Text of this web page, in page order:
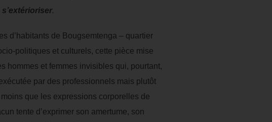
.
d’habitants de Bougsemtenga – quartier
politiques et culturels, cette pièce mise
hommes et femmes invisibles qui, pourtant,
par des professionnels mais plutôt
que les expressions corporelles de
tente d’exprimer son amertume, son